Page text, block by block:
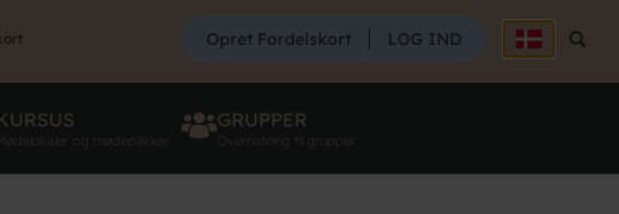
SØG
Søg
Opret Fordelskort LOG IND
og mødepakker
GRUPPER
Overnatning til grupper